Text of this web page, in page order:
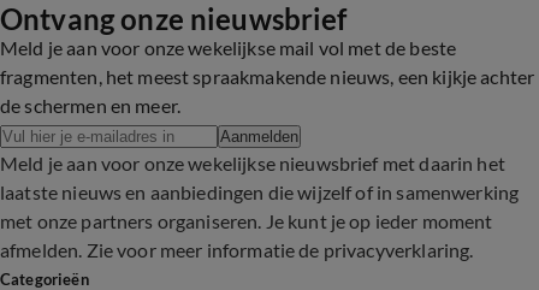
Ontvang onze nieuwsbrief
Meld je aan voor onze wekelijkse mail vol met de beste
fragmenten, het meest spraakmakende nieuws, een kijkje achter
de schermen en meer.
Aanmelden
Meld je aan voor onze wekelijkse nieuwsbrief met daarin het
laatste nieuws en aanbiedingen die wijzelf of in samenwerking
met onze partners organiseren. Je kunt je op ieder moment
afmelden. Zie voor meer informatie de privacyverklaring.
Categorieën